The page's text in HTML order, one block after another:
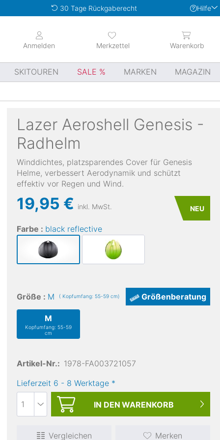
30 Tage Rückgaberecht Hilfe
Merkzettel
Anmelden Warenkorb
SKITOUREN SALE MARKEN MAGAZIN
Lazer Aeroshell Genesis -
Radhelm
Winddichtes, platzsparendes Cover für Genesis
Helme, verbessert Aerodynamik und schützt
effektiv vor Regen und Wind.
19,95 € inkl. MwSt. NEU
Farbe : black reflective
Größe : M ( Kopfumfang: 55-59 cm) Größenberatung
M
Kopfumfang: 55-59
cm
Artikel-Nr.: 1978-FA003721057
Lieferzeit 6 - 8 Werktage *
IN DEN WARENKORB
Vergleichen Merken